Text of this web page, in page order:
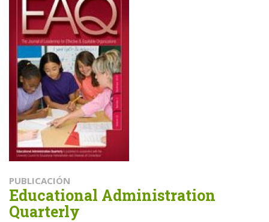
PUBLICACIÓN
Educational Administration
Quarterly